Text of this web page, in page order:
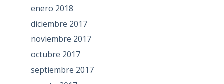
enero 2018
diciembre 2017
noviembre 2017
octubre 2017
septiembre 2017